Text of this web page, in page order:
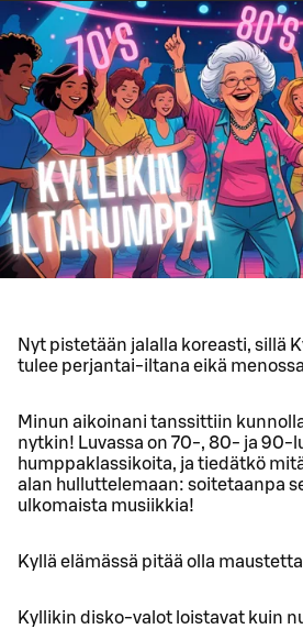
Nyt pistetään jalalla koreasti, sillä
tulee perjantai-iltana eikä
Minun aikoinani tanssittiin
nytkin! Luvassa on 70-, 80- ja 90-
humppaklassikoita, ja tiedätkö
alan hulluttelemaan: soitetaanpa
ulkomaista musiikkia!
Kyllä elämässä pitää olla
Kyllikin disko-valot loistavat kuin